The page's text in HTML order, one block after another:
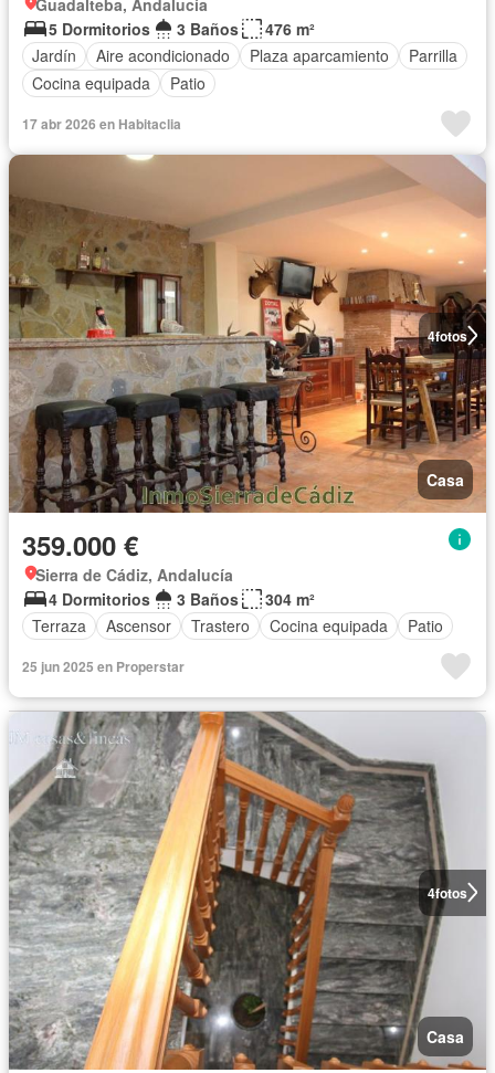
5 Dormitorios
3 Baños
476 m²
Jardín
Aire acondicionado Plaza aparcamiento
Parrilla
Cocina equipada
Patio
17 abr 2026 en Habitaclia
4fotos
Casa
359.000 €
Sierra de Cádiz, Andalucía
4 Dormitorios
3 Baños
304 m²
Terraza
Ascensor Trastero Cocina equipada Patio
25 jun 2025 en Properstar
4fotos
Casa